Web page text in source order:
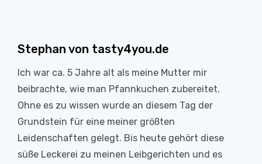
Stephan von tasty4you.de
Ich war ca. 5 Jahre alt als meine Mutter mir
beibrachte, wie man Pfannkuchen zubereitet.
Ohne es zu wissen wurde an diesem Tag der
Grundstein für eine meiner größten
Leidenschaften gelegt. Bis heute gehört diese
süße Leckerei zu meinen Leibgerichten und es